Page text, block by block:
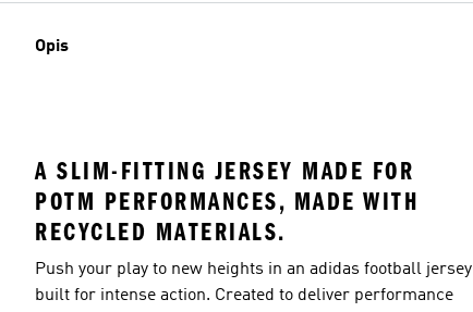
Opis
A SLIM-FITTING JERSEY MADE FOR
POTM PERFORMANCES, MADE WITH
RECYCLED MATERIALS.
Push your play to new heights in an adidas football jersey
built for intense action. Created to deliver performance